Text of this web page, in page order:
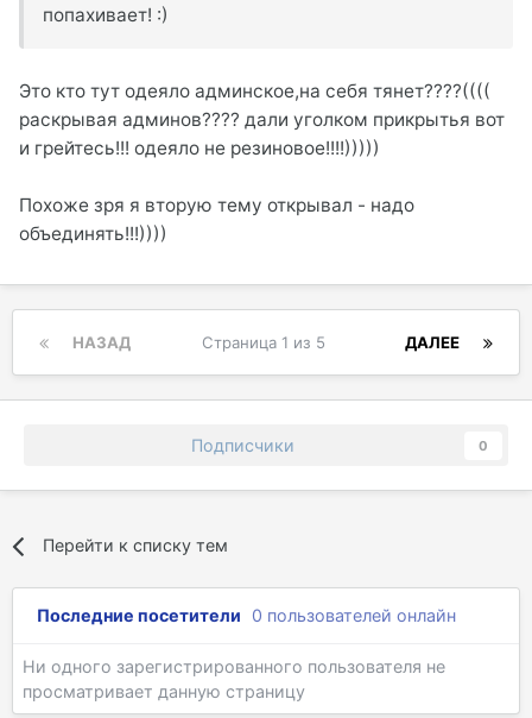
попахивает! :)
Это кто тут одеяло админское,на себя тянет????((((
раскрывая админов???? дали уголком прикрытья вот
и грейтесь!!! одеяло не резиновое!!!!)))))
Похоже зря я вторую тему открывал - надо
объединять!!!))))
НАЗАД ДАЛЕЕ
Страница 1 из 5
Подписчики 0
Перейти к списку тем
Последние посетители 0 пользователей онлайн
Ни одного зарегистрированного пользователя не
просматривает данную страницу